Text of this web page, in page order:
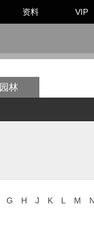
资料 VIP
园林
G H J K L M